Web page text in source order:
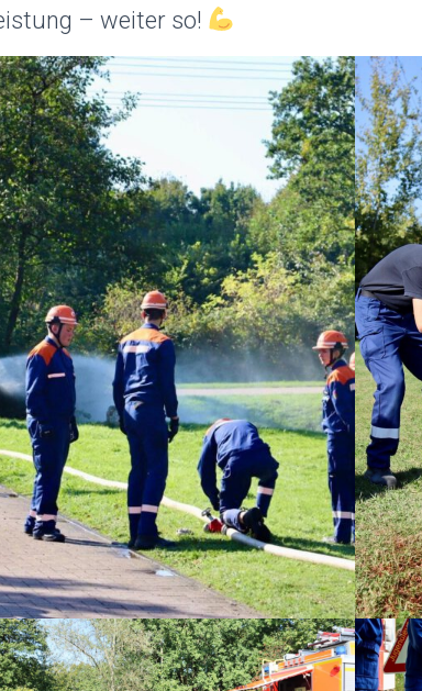
– weiter so!